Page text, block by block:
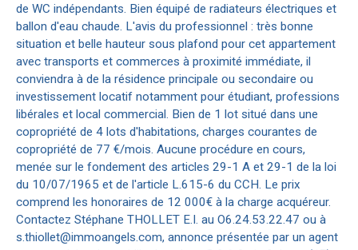
de WC indépendants. Bien équipé de radiateurs électriques et
ballon d'eau chaude. L'avis du professionnel : très bonne
situation et belle hauteur sous plafond pour cet appartement
avec transports et commerces à proximité immédiate, il
conviendra à de la résidence principale ou secondaire ou
investissement locatif notamment pour étudiant, professions
libérales et local commercial. Bien de 1 lot situé dans une
copropriété de 4 lots d'habitations, charges courantes de
copropriété de 77 €/mois. Aucune procédure en cours,
menée sur le fondement des articles 29-1 A et 29-1 de la loi
du 10/07/1965 et de l'article L.615-6 du CCH. Le prix
comprend les honoraires de 12 000€ à la charge acquéreur.
Contactez Stéphane THOLLET E.I. au O6.24.53.22.47 ou à
s.thiollet@immoangels.com, annonce présentée par un agent